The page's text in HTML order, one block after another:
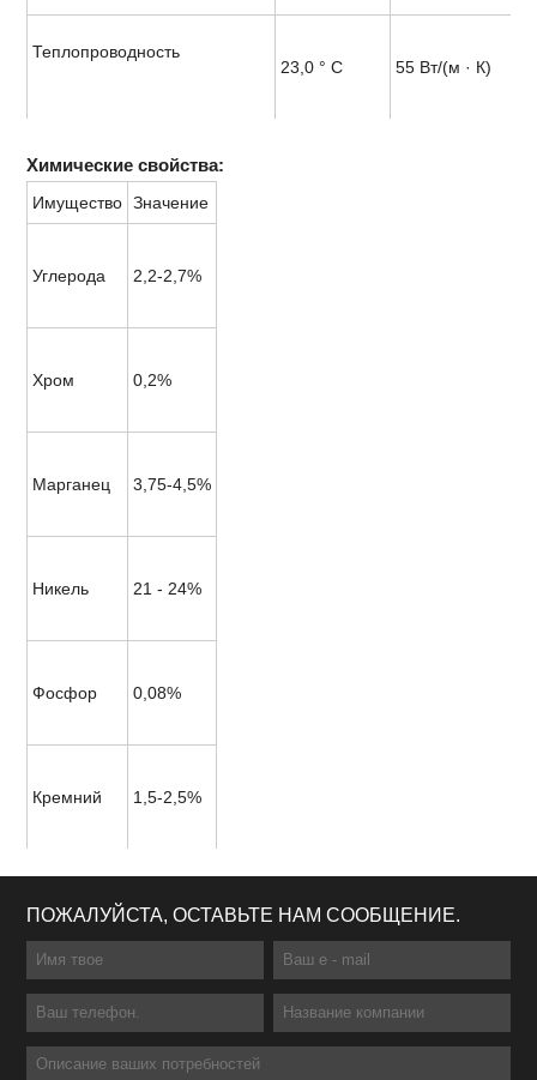
Теплопроводность
23,0 ° C
55 Вт/(м · К)
Химические свойства:
Имущество Значение
Углерода 2,2-2,7%
Хром 0,2%
Марганец 3,75-4,5%
Никель 21 - 24%
Фосфор 0,08%
Кремний 1,5-2,5%
ПОЖАЛУЙСТА, ОСТАВЬТЕ НАМ СООБЩЕНИЕ.